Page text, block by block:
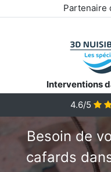
Partenaire
Interventions
4.6/5
Besoin de
cafards